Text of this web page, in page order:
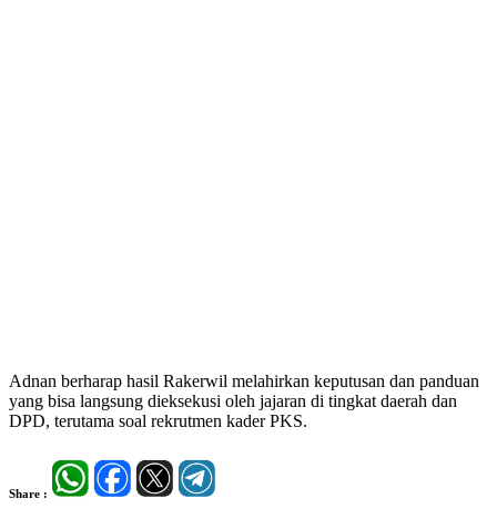
Adnan berharap hasil Rakerwil melahirkan keputusan dan panduan
yang bisa langsung dieksekusi oleh jajaran di tingkat daerah dan
DPD, terutama soal rekrutmen kader PKS.
Share :